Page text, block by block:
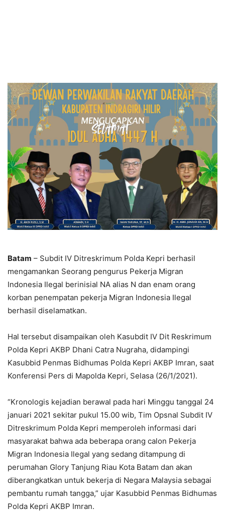
Batam – Subdit IV Ditreskrimum Polda Kepri berhasil
mengamankan Seorang pengurus Pekerja Migran
Indonesia Ilegal berinisial NA alias N dan enam orang
korban penempatan pekerja Migran Indonesia Ilegal
berhasil diselamatkan.
Hal tersebut disampaikan oleh Kasubdit IV Dit Reskrimum
Polda Kepri AKBP Dhani Catra Nugraha, didampingi
Kasubbid Penmas Bidhumas Polda Kepri AKBP Imran, saat
Konferensi Pers di Mapolda Kepri, Selasa (26/1/2021).
“Kronologis kejadian berawal pada hari Minggu tanggal 24
januari 2021 sekitar pukul 15.00 wib, Tim Opsnal Subdit IV
Ditreskrimum Polda Kepri memperoleh informasi dari
masyarakat bahwa ada beberapa orang calon Pekerja
Migran Indonesia Ilegal yang sedang ditampung di
perumahan Glory Tanjung Riau Kota Batam dan akan
diberangkatkan untuk bekerja di Negara Malaysia sebagai
pembantu rumah tangga,” ujar Kasubbid Penmas Bidhumas
Polda Kepri AKBP Imran.